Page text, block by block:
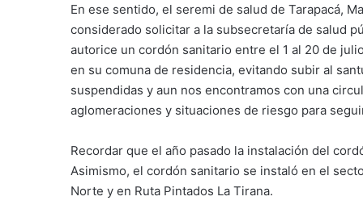
En ese sentido, el seremi de salud de Tarapacá,
considerado solicitar a la subsecretaría de salud
autorice un cordón sanitario entre el 1 al 20 de
en su comuna de residencia, evitando subir al
suspendidas y aun nos encontramos con una
aglomeraciones y situaciones de riesgo para
Recordar que el año pasado la instalación del
Asimismo, el cordón sanitario se instaló en el
Norte y en Ruta Pintados La Tirana.